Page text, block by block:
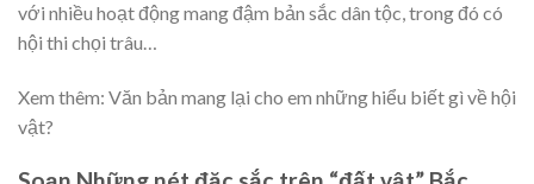
với nhiều hoạt động mang đậm bản sắc dân tộc, trong đó có
hội thi chọi trâu…
Xem thêm: Văn bản mang lại cho em những hiểu biết gì về hội
vật?